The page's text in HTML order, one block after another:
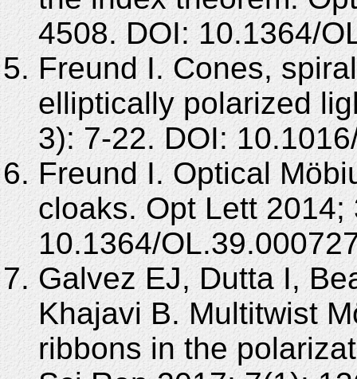
4508. DOI: 10.1364/
Freund I. Cones,
elliptically polarized
3): 7-22. DOI:
Freund I. Optical
cloaks. Opt Lett
10.1364/
Galvez EJ, Dutta I,
Khajavi B. Multitwist
ribbons in the